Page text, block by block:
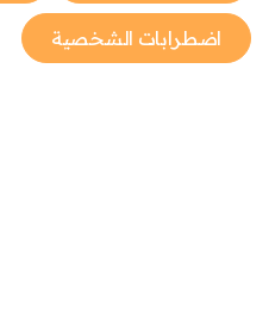
اضطرابات الشخصية